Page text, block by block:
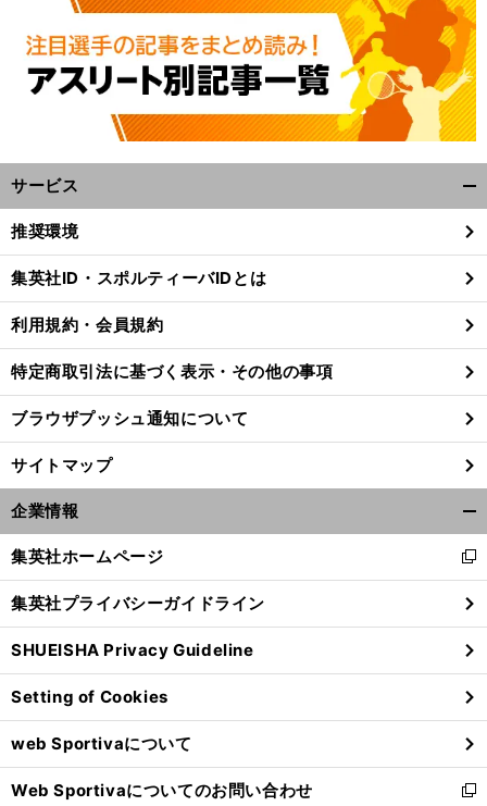
サービス
閉
る
推奨環境
集英社ID・スポルティーバIDとは
利用規約・会員規約
特定商取引法に基づく表示・その他の事項
ブラウザプッシュ通知について
サイトマップ
企業情報
閉
る
集英社ホームページ
新
し
い
ウ
ィ
ン
ド
ウ
で
開
く
集英社プライバシーガイドライン
SHUEISHA Privacy Guideline
Setting of Cookies
web Sportivaについて
Web Sportivaについてのお問い合わせ
新